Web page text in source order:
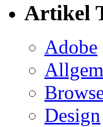
Artikel
Adobe
Design